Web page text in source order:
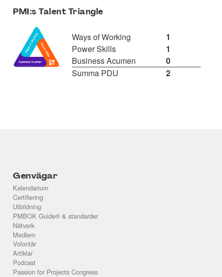
PMI:s Talent Triangle
Ways of Working
1
Power Skills
1
Business Acumen
0
Summa PDU
2
Genvägar
Kalendarium
Certifiering
Utbildning
PMBOK Guide® & standarder
Nätverk
Medlem
Volontär
Artiklar
Podcast
Passion for Projects Congress